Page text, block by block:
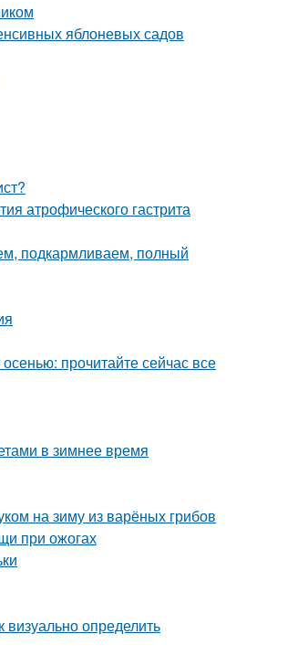
яблоневых садов
атрофического гастрита
подкармливаем, полный
прочитайте сейчас все
в зимнее время
на зиму из варёных грибов
при ожогах
определить